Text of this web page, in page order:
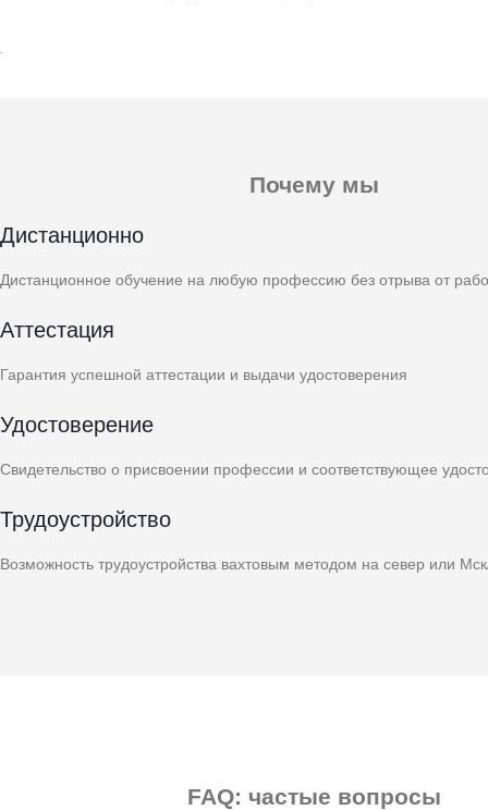
Почему мы
Дистанционно
Дистанционное обучение на любую профессию без отрыва от
Аттестация
Гарантия успешной аттестации и выдачи удостоверения
Удостоверение
Свидетельство о присвоении профессии и соответствующее
Трудоустройство
Возможность трудоустройства вахтовым методом на север или
FAQ: частые вопросы